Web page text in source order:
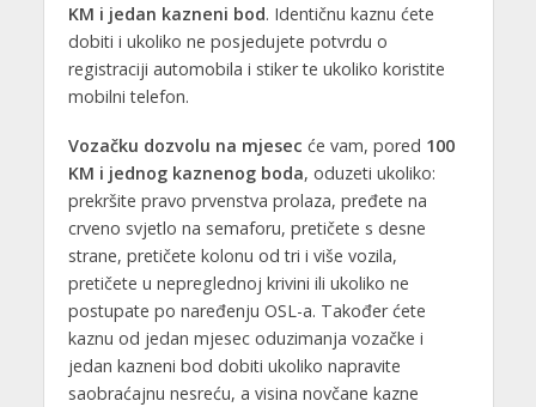
KM i jedan kazneni bod. Identičnu kaznu ćete
dobiti i ukoliko ne posjedujete potvrdu o
registraciji automobila i stiker te ukoliko koristite
mobilni telefon.
Vozačku dozvolu na mjesec će vam, pored 100
KM i jednog kaznenog boda, oduzeti ukoliko:
prekršite pravo prvenstva prolaza, pređete na
crveno svjetlo na semaforu, pretičete s desne
strane, pretičete kolonu od tri i više vozila,
pretičete u nepreglednoj krivini ili ukoliko ne
postupate po naređenju OSL-a. Također ćete
kaznu od jedan mjesec oduzimanja vozačke i
jedan kazneni bod dobiti ukoliko napravite
saobraćajnu nesreću, a visina novčane kazne